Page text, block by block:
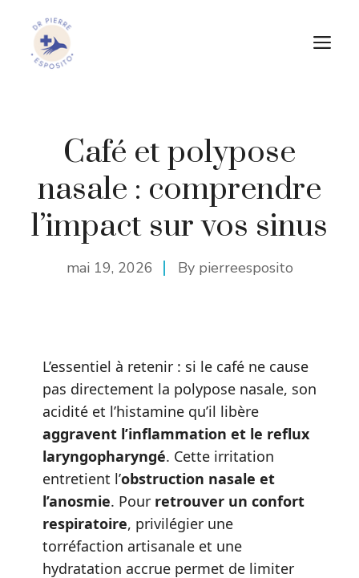
contenu
Café et polypose
nasale : comprendre
l’impact sur vos sinus
mai 19, 2026 By pierreesposito
L’essentiel à retenir : si le café ne cause
pas directement la polypose nasale, son
acidité et l’histamine qu’il libère
aggravent l’inflammation et le reflux
laryngopharyngé. Cette irritation
entretient l’obstruction nasale et
l’anosmie. Pour retrouver un confort
respiratoire, privilégier une
torréfaction artisanale et une
hydratation accrue permet de limiter